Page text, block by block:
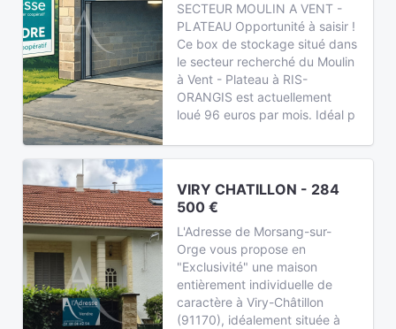
SECTEUR MOULIN A VENT -
PLATEAU Opportunité à saisir !
Ce box de stockage situé dans
le secteur recherché du Moulin
à Vent - Plateau à RIS-
ORANGIS est actuellement
loué 96 euros par mois. Idéal p
VIRY CHATILLON - 284
500 €
L'Adresse de Morsang-sur-
Orge vous propose en
"Exclusivité" une maison
entièrement individuelle de
caractère à Viry-Châtillon
(91170), idéalement située à